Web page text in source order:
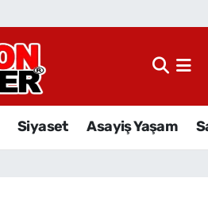
Siyaset Asayiş Yaşam